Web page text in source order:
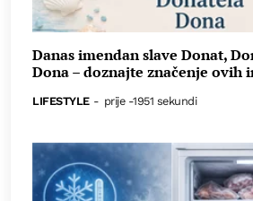
Danas imendan slave Donat,
Dona – doznajte značenje ovih
LIFESTYLE - prije -1951 sekundi